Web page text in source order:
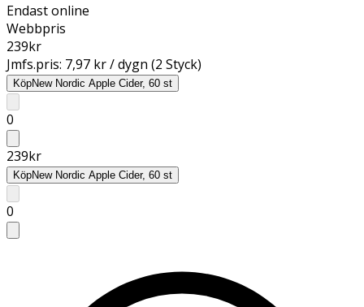
Endast online
Webbpris
239kr
Jmfs.pris: 7,97 kr / dygn (2 Styck)
KöpNew Nordic Apple Cider, 60 st
0
239kr
KöpNew Nordic Apple Cider, 60 st
0